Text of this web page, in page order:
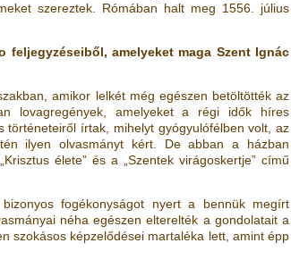
szereztek. Rómában halt meg 1556. július
feljegyzéseiből, amelyeket maga Szent Ignác
amikor lelkét még egészen betöltötték az
lovagregények, amelyeket a régi idők híres
történeteiről írtak, mihelyt gyógyulófélben volt, az
ilyen olvasmányt kért. De abban a házban
élete” és a „Szentek virágoskertje” című
fogékonyságot nyert a bennük megírt
néha egészen elterelték a gondolatait a
szokásos képzelődései martaléka lett, amint épp